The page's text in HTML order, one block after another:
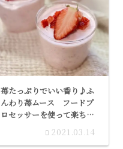
苺たっぷりでいい香り♪ふ
んわり苺ムース フードプ
ロセッサーを使って楽ちん
2021.03.14